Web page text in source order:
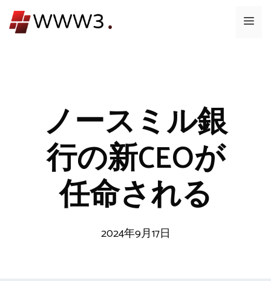
ン
メ
ノースミル銀
行の新CEOが
任命される
2024年9月17日